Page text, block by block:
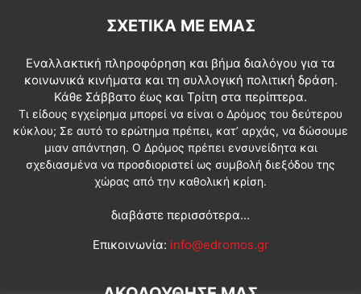
ΣΧΕΤΙΚΆ ΜΕ ΕΜΆΣ
Εναλλακτική πληροφόρηση και βήμα διαλόγου για τα
κοινωνικά κινήματα και τη συλλογική πολιτική δράση.
Κάθε Σάββατο έως και Τρίτη στα περίπτερα.
Τι είδους εγχείρημα μπορεί να είναι ο Δρόμος του δεύτερου
κύκλου; Σε αυτό το ερώτημα πρέπει, κατ’ αρχάς, να δώσουμε
μιαν απάντηση. Ο Δρόμος πρέπει ενσυνείδητα και
σχεδιασμένα να προσδιοριστεί ως συμβολή διεξόδου της
χώρας από την καθολική κρίση.
διαβάστε περισσότερα...
Επικοινωνία: info@edromos.gr